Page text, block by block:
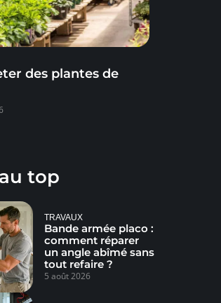
des plantes de
top
TRAVAUX
Bande armée placo :
comment réparer
un angle abîmé sans
tout refaire ?
5 août 2026